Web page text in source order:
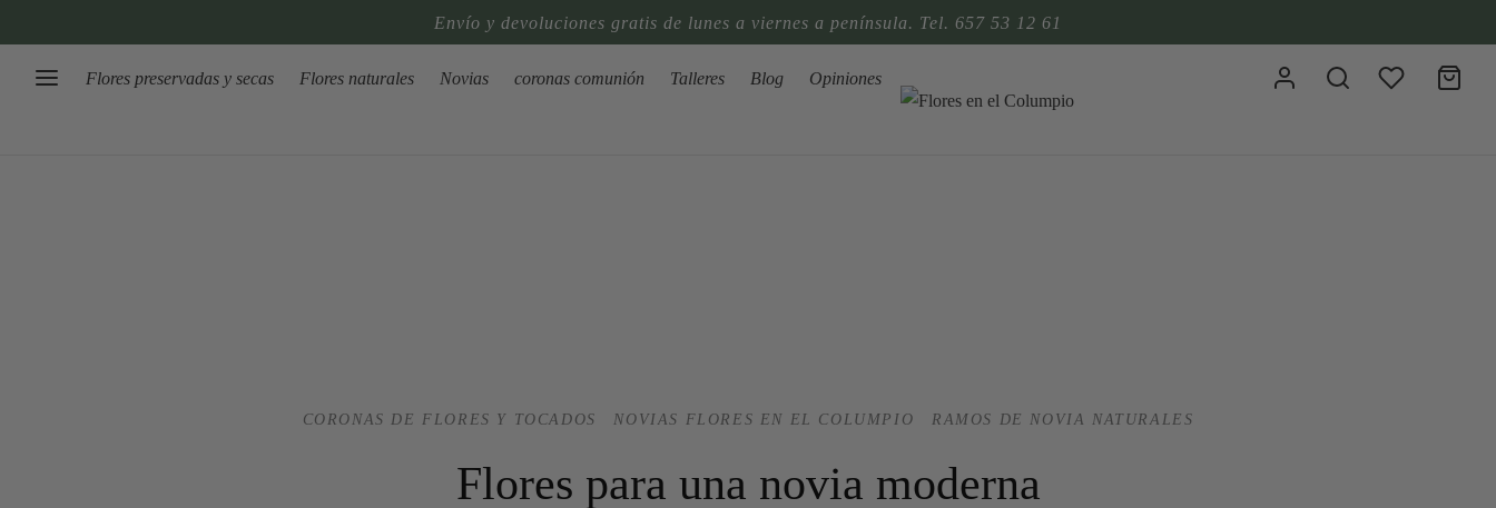
Envío y devoluciones gratis de lunes a viernes a península. Tel. 657 53 12 61
Flores preservadas y secas Flores naturales Novias coronas comunión Talleres Blog Opiniones
CORONAS DE FLORES Y TOCADOS NOVIAS FLORES EN EL COLUMPIO RAMOS DE NOVIA NATURALES
Flores para una novia moderna